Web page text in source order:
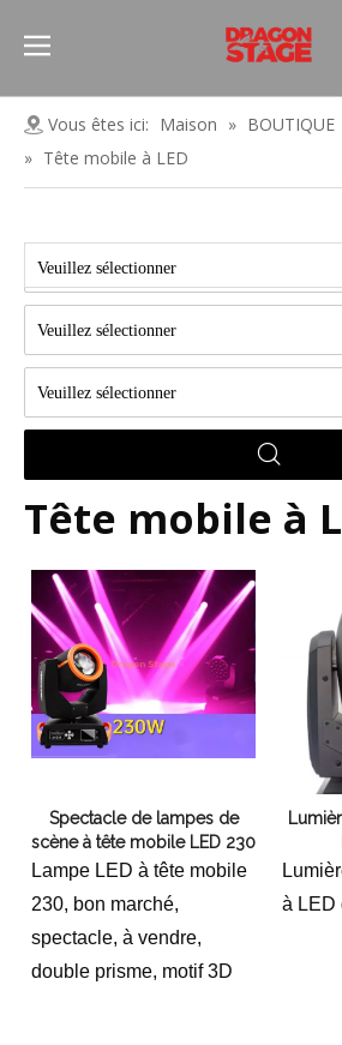
Vous êtes ici: Maison » BOUTIQUE
» Tête mobile à LED
Veuillez sélectionner
Veuillez sélectionner
Veuillez sélectionner
Tête mobile à
Spectacle de lampes de
scène à tête mobile LED 230
Lampe LED à tête mobile
230, bon marché,
spectacle, à vendre,
double prisme, motif 3D
à LED